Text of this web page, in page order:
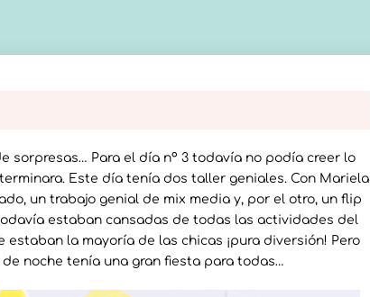
sorpresas… Para el día nº 3 todavía no podía creer lo
Este día tenía dos taller geniales. Con Mariela
un trabajo genial de mix media y, por el otro, un flip
estaban cansadas de todas las actividades del
la mayoría de las chicas ¡pura diversión! Pero
noche tenía una gran fiesta para todas…